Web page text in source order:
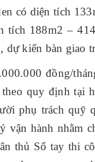
có diện tích
tích 188m2 –
dự kiến bàn giao
đồng/
quy định tại
phụ trách quỹ
vận hành nhằm
thủ Sổ tay thi